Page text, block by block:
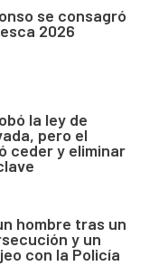
se consagró
2026
la ley de
pero el
ceder y eliminar
hombre tras un
y un
con la Policía